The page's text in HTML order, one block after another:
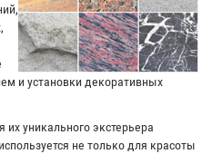
и установки декоративных
уникального экстерьера
не только для красоты